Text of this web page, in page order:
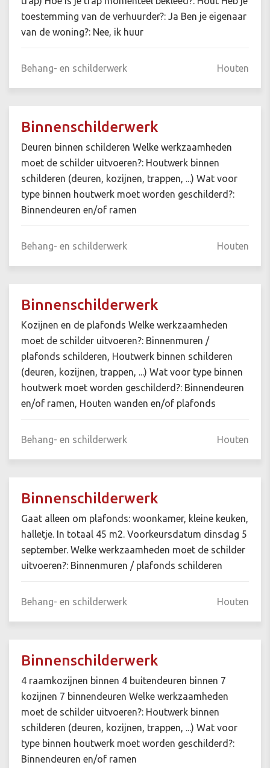
toestemming van de verhuurder?: Ja Ben je eigenaar
van de woning?: Nee, ik huur
Behang- en schilderwerk Houten
Binnenschilderwerk
Deuren binnen schilderen Welke werkzaamheden
moet de schilder uitvoeren?: Houtwerk binnen
schilderen (deuren, kozijnen, trappen, ...) Wat voor
type binnen houtwerk moet worden geschilderd?:
Binnendeuren en/of ramen
Behang- en schilderwerk Houten
Binnenschilderwerk
Kozijnen en de plafonds Welke werkzaamheden
moet de schilder uitvoeren?: Binnenmuren /
plafonds schilderen, Houtwerk binnen schilderen
(deuren, kozijnen, trappen, ...) Wat voor type binnen
houtwerk moet worden geschilderd?: Binnendeuren
en/of ramen, Houten wanden en/of plafonds
Behang- en schilderwerk Houten
Binnenschilderwerk
Gaat alleen om plafonds: woonkamer, kleine keuken,
halletje. In totaal 45 m2. Voorkeursdatum dinsdag 5
september. Welke werkzaamheden moet de schilder
uitvoeren?: Binnenmuren / plafonds schilderen
Behang- en schilderwerk Houten
Binnenschilderwerk
4 raamkozijnen binnen 4 buitendeuren binnen 7
kozijnen 7 binnendeuren Welke werkzaamheden
moet de schilder uitvoeren?: Houtwerk binnen
schilderen (deuren, kozijnen, trappen, ...) Wat voor
type binnen houtwerk moet worden geschilderd?:
Binnendeuren en/of ramen